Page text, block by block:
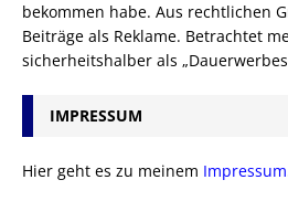
bekommen habe. Aus rechtlichen
Beiträge als Reklame. Betrachtet
sicherheitshalber als
IMPRESSUM
Hier geht es zu meinem Impressum